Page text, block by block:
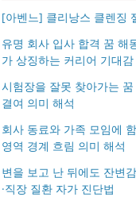
[아벤느] 클리낭스 클렌징
유명 회사 입사 합격 꿈 해
가 상징하는 커리어 기대감
시험장을 잘못 찾아가는
결여 의미 해석
회사 동료와 가족 모임에
영역 경계 흐림 의미 해석
변을 보고 난 뒤에도 잔변
·직장 질환 자가 진단법